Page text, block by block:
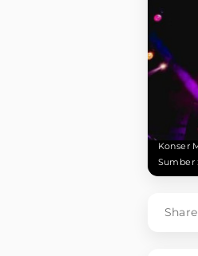
Konser
Sumber :
Share